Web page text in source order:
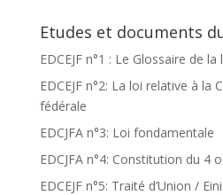
Etudes et documents du
EDCEJF n°1 : Le Glossaire de
EDCEJF n°2: La loi relative à la
fédérale
EDCJFA n°3: Loi fondamentale
EDCJFA n°4: Constitution du 4
EDCEJF n°5: Traité d’Union /